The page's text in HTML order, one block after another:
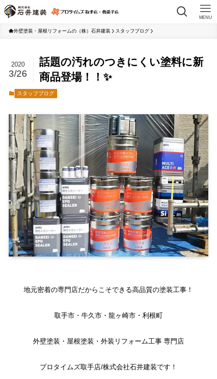
MENU
外壁塗装・屋根リフォームの（株）石井建装 スタッフブログ
話題の汚れのつきにくい塗料に新
商品登場！！✨
2020
3/26
スタッフブログ
地元密着の専門店だからこそできる高品質の塗装工事！
取手市・牛久市・龍ヶ崎市・利根町
外壁塗装・屋根塗装・外装リフォーム工事 専門店
プロタイムズ取手店/株式会社石井建装です！